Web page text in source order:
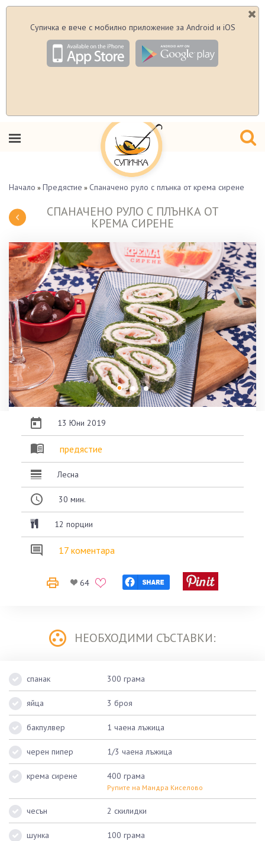
Супичка е вече с мобилно приложение за Android и iOS
Начало » Предястие » Спаначено руло с плънка от крема сирене
СПАНАЧЕНО РУЛО С ПЛЪНКА ОТ
КРЕМА СИРЕНЕ
13 Юни 2019
предястие
Лесна
30 мин.
12 порции
17 коментара
64
НЕОБХОДИМИ СЪСТАВКИ:
спанак 300 грама
яйца 3 броя
бакпулвер 1 чаена лъжица
черен пипер 1/3 чаена лъжица
крема сирене 400 грама
Рупите на Мандра Киселово
чесън 2 скилидки
шунка 100 грама